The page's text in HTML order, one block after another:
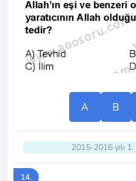
A B
2015-2016 yılı
14.